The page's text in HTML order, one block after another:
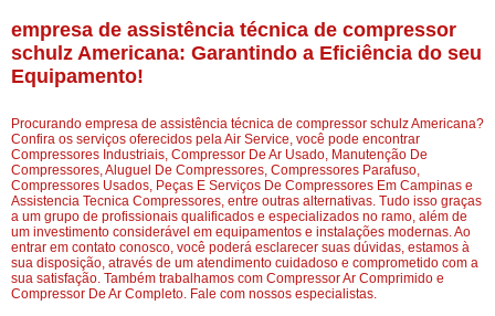
empresa de assistência técnica de compressor
schulz Americana: Garantindo a Eficiência do seu
Equipamento!
Procurando empresa de assistência técnica de compressor schulz Americana?
Confira os serviços oferecidos pela Air Service, você pode encontrar
Compressores Industriais, Compressor De Ar Usado, Manutenção De
Compressores, Aluguel De Compressores, Compressores Parafuso,
Compressores Usados, Peças E Serviços De Compressores Em Campinas e
Assistencia Tecnica Compressores, entre outras alternativas. Tudo isso graças
a um grupo de profissionais qualificados e especializados no ramo, além de
um investimento considerável em equipamentos e instalações modernas. Ao
entrar em contato conosco, você poderá esclarecer suas dúvidas, estamos à
sua disposição, através de um atendimento cuidadoso e comprometido com a
sua satisfação. Também trabalhamos com Compressor Ar Comprimido e
Compressor De Ar Completo. Fale com nossos especialistas.